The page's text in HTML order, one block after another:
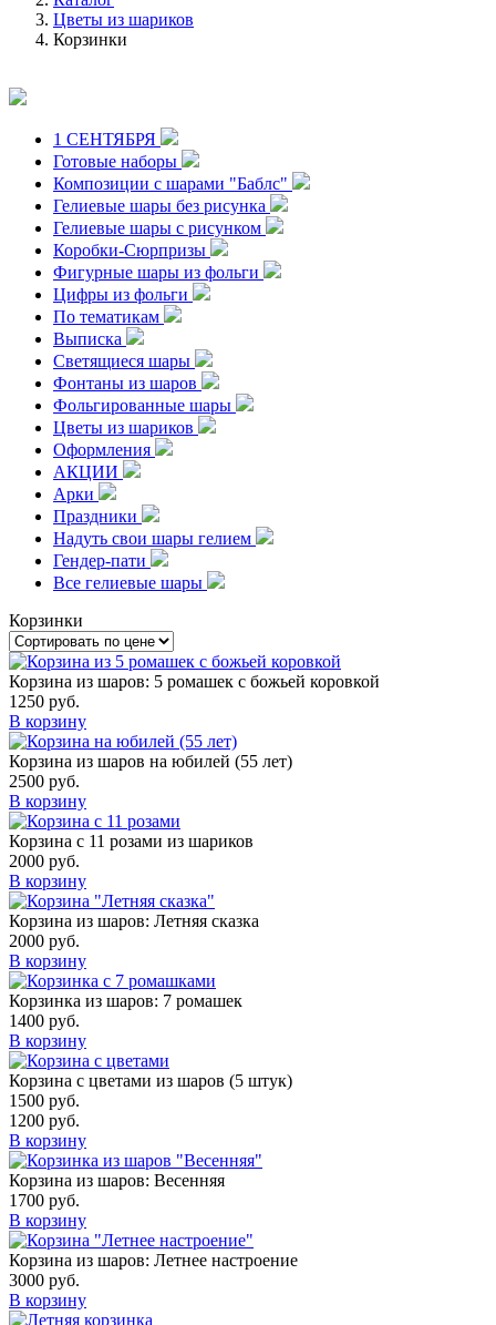
Цветы из шариков
Корзинки
1 СЕНТЯБРЯ
Готовые наборы
Композиции с шарами "Баблс"
Гелиевые шары без рисунка
Гелиевые шары с рисунком
Коробки-Сюрпризы
Фигурные шары из фольги
Цифры из фольги
По тематикам
Выписка
Светящиеся шары
Фонтаны из шаров
Фольгированные шары
Цветы из шариков
Оформления
АКЦИИ
Арки
Праздники
Надуть свои шары гелием
Гендер-пати
Все гелиевые шары
Корзинки
Корзина из шаров: 5 ромашек с божьей коровкой
1250 руб.
В корзину
Корзина из шаров на юбилей (55 лет)
2500 руб.
В корзину
Корзина с 11 розами из шариков
2000 руб.
В корзину
Корзина из шаров: Летняя сказка
2000 руб.
В корзину
Корзинка из шаров: 7 ромашек
1400 руб.
В корзину
Корзина с цветами из шаров (5 штук)
1500 руб.
1200 руб.
В корзину
Корзина из шаров: Весенняя
1700 руб.
В корзину
Корзина из шаров: Летнее настроение
3000 руб.
В корзину